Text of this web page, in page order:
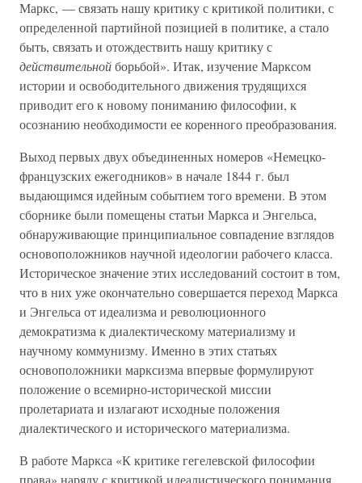
Маркс, — связать нашу критику с критикой политики, с
определенной партийной позицией в политике, а стало
быть, связать и отождествить нашу критику с
действительнойборьбой». Итак, изучение Марксом
истории и освободительного движения трудящихся
приводит его к новому пониманию философии, к
осознанию необходимости ее коренного преобразования.
Выход первых двух объединенных номеров «Немецко-
французских ежегодников» в начале 1844 г. был
выдающимся идейным событием того времени. В этом
сборнике были помещены статьи Маркса и Энгельса,
обнаруживающие принципиальное совпадение взглядов
основоположников научной идеологии рабочего класса.
Историческое значение этих исследований состоит в том,
что в них уже окончательно совершается переход Маркса
и Энгельса от идеализма и революционного
демократизма к диалектическому материализму и
научному коммунизму. Именно в этих статьях
основоположники марксизма впервые формулируют
положение о всемирно-исторической миссии
пролетариата и излагают исходные положения
диалектического и исторического материализма.
В работе Маркса «К критике гегелевской философии
права» наряду с критикой идеалистического понимания